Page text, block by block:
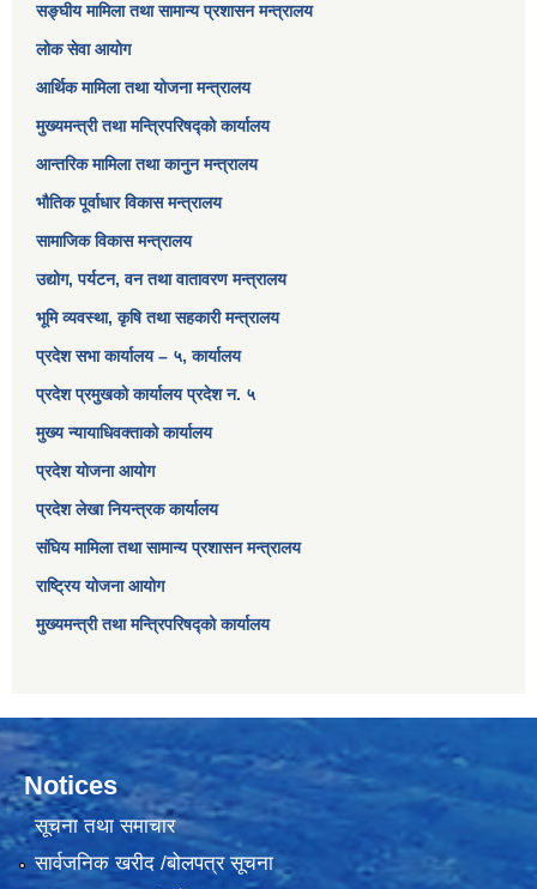
सङ्‍घीय मामिला तथा सामान्य प्रशासन मन्त्रालय
लोक सेवा आयोग
आर्थिक मामिला तथा योजना मन्त्रालय​
मुख्यमन्त्री तथा मन्त्रिपरिषद्को कार्यालय
आन्तरिक मामिला तथा कानुन मन्त्रालय
भौतिक पूर्वाधार विकास मन्त्रालय
सामाजिक विकास मन्त्रालय
उद्योग, पर्यटन, वन तथा वातावरण मन्त्रालय
भूमि व्यवस्था, कृषि तथा सहकारी मन्त्रालय
प्रदेश सभा कार्यालय – ५, कार्यालय
प्रदेश प्रमुखको कार्यालय प्रदेश न. ५
मुख्य न्यायाधिवक्ताको कार्यालय
प्रदेश योजना आयोग
प्रदेश लेखा नियन्त्रक कार्यालय
संघिय मामिला तथा सामान्य प्रशासन मन्त्रालय
राष्ट्रिय योजना आयोग
मुख्यमन्त्री तथा मन्त्रिपरिषद्को कार्यालय
Notices
सूचना तथा समाचार
सार्वजनिक खरीद /बोलपत्र सूचना